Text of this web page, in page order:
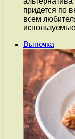
придется по
всем
Выпечка